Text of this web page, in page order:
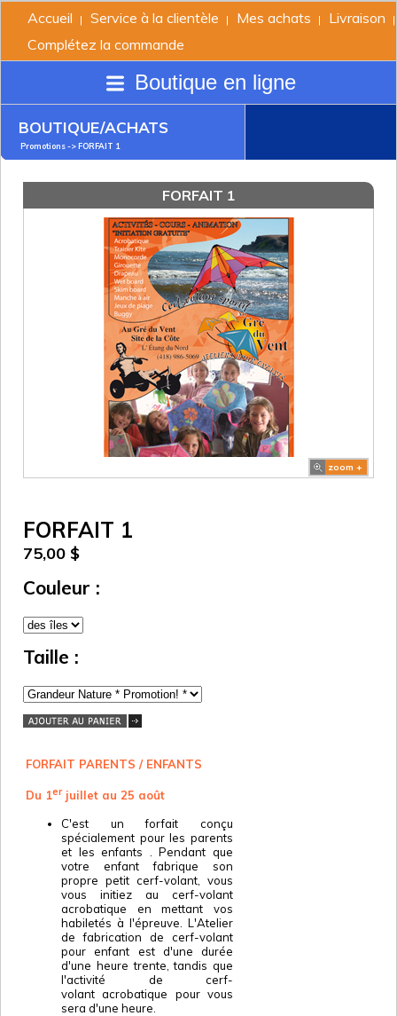
Accueil | Service à la clientèle | Mes achats | Livraison |
Complétez la commande
Boutique en ligne
BOUTIQUE/ACHATS
Promotions-> FORFAIT 1
FORFAIT 1
zoom +
FORFAIT 1
75,00 $
Couleur :
Taille :
FORFAIT PARENTS / ENFANTS
Du 1erjuillet au 25 août
C'est un forfait conçu
spécialement pour les parents
et les enfants . Pendant que
votre enfant fabrique son
propre petit cerf-volant, vous
vous initiez au cerf-volant
acrobatique en mettant vos
habiletés à l'épreuve. L'Atelier
de fabrication de cerf-volant
pour enfant est d'une durée
d'une heure trente, tandis que
l'activité de cerf-
volant acrobatique pour vous
sera d'une heure.